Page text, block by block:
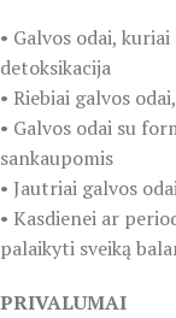
• Galvos odai,
detoksikacija
• Riebiai galvos
• Galvos odai su
sankaupomis
• Jautriai galvos
• Kasdienei ar
palaikyti sveiką
PRIVALUMAI